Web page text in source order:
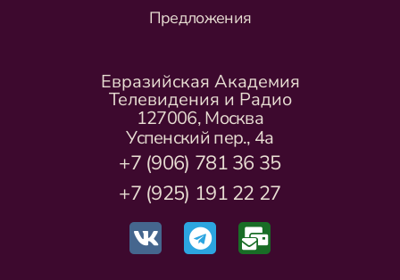
Предложения
Евразийская Академия
Телевидения и Радио
127006, Москва
Успенский пер., 4а
+7 (906) 781 36 35
+7 (925) 191 22 27